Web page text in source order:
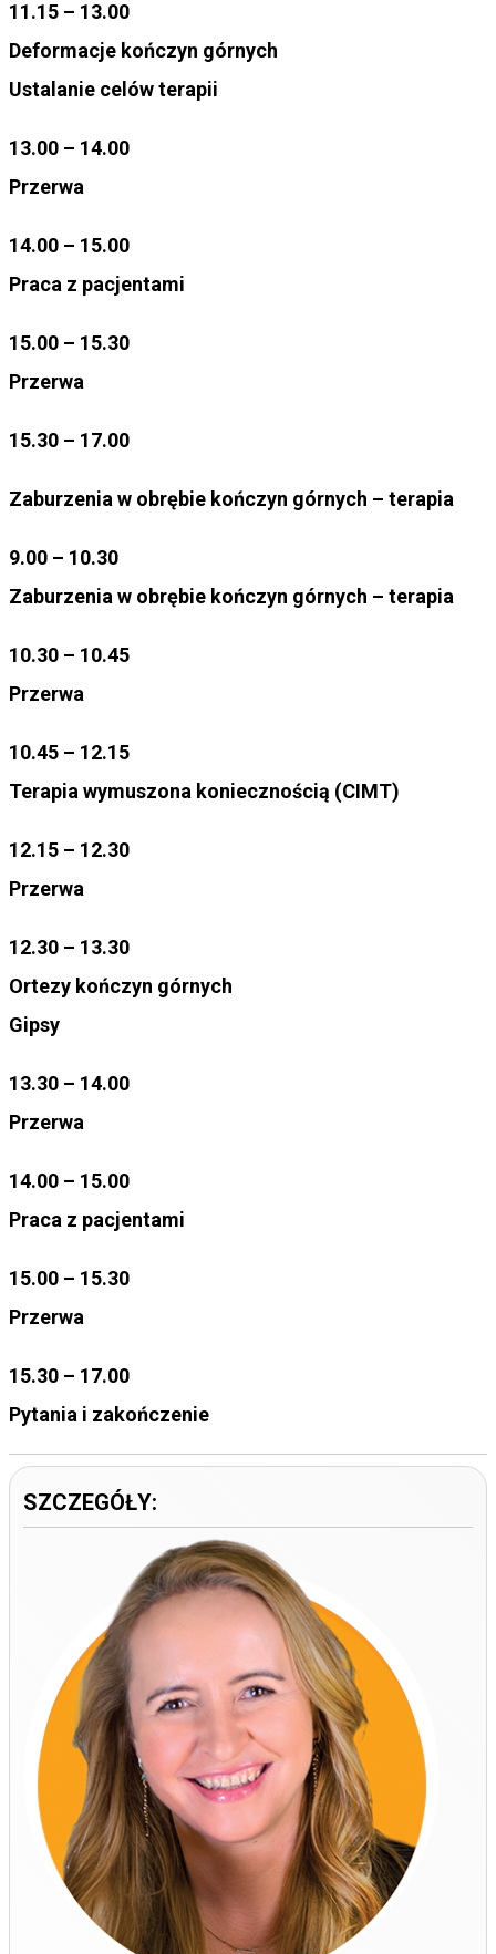
11.15 – 13.00
Deformacje kończyn górnych
Ustalanie celów terapii
13.00 – 14.00
Przerwa
14.00 – 15.00
Praca z pacjentami
15.00 – 15.30
Przerwa
15.30 – 17.00
Zaburzenia w obrębie kończyn górnych – terapia
9.00 – 10.30
Zaburzenia w obrębie kończyn górnych – terapia
10.30 – 10.45
Przerwa
10.45 – 12.15
Terapia wymuszona koniecznością (CIMT)
12.15 – 12.30
Przerwa
12.30 – 13.30
Ortezy kończyn górnych
Gipsy
13.30 – 14.00
Przerwa
14.00 – 15.00
Praca z pacjentami
15.00 – 15.30
Przerwa
15.30 – 17.00
Pytania i zakończenie
SZCZEGÓŁY: